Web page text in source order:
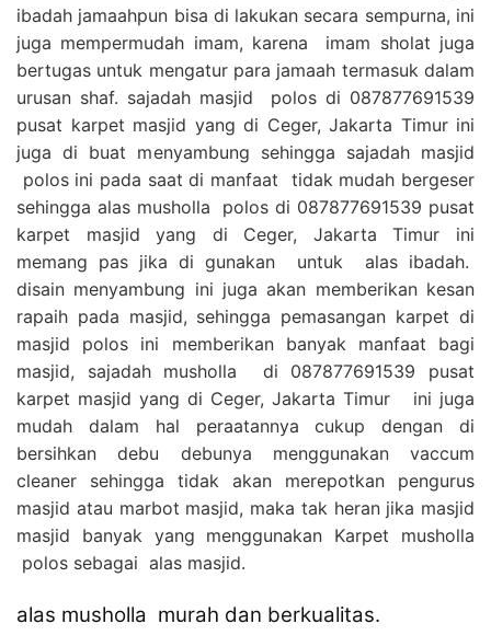
ibadah jamaahpun bisa di lakukan secara sempurna, ini
juga mempermudah imam, karena imam sholat juga
bertugas untuk mengatur para jamaah termasuk dalam
urusan shaf. sajadah masjid polos di 087877691539
pusat karpet masjid yang di Ceger, Jakarta Timur ini
juga di buat menyambung sehingga sajadah masjid
polos ini pada saat di manfaat tidak mudah bergeser
sehingga alas musholla polos di 087877691539 pusat
karpet masjid yang di Ceger, Jakarta Timur ini
memang pas jika di gunakan untuk alas ibadah.
disain menyambung ini juga akan memberikan kesan
rapaih pada masjid, sehingga pemasangan karpet di
masjid polos ini memberikan banyak manfaat bagi
masjid, sajadah musholla di 087877691539 pusat
karpet masjid yang di Ceger, Jakarta Timur ini juga
mudah dalam hal peraatannya cukup dengan di
bersihkan debu debunya menggunakan vaccum
cleaner sehingga tidak akan merepotkan pengurus
masjid atau marbot masjid, maka tak heran jika masjid
masjid banyak yang menggunakan Karpet musholla
polos sebagai alas masjid.
alas musholla murah dan berkualitas.